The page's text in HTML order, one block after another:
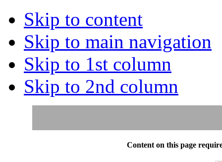
Skip to content
Skip to main navigation
Skip to 1st column
Skip to 2nd column
Content on this page